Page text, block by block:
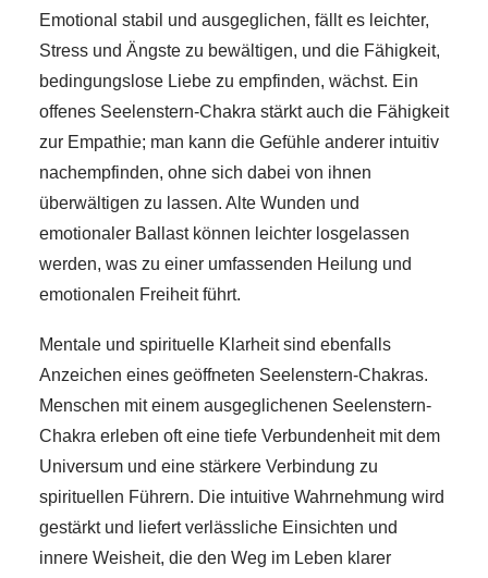
Emotional stabil und ausgeglichen, fällt es leichter,
Stress und Ängste zu bewältigen, und die Fähigkeit,
bedingungslose Liebe zu empfinden, wächst. Ein
offenes Seelenstern-Chakra stärkt auch die Fähigkeit
zur Empathie; man kann die Gefühle anderer intuitiv
nachempfinden, ohne sich dabei von ihnen
überwältigen zu lassen. Alte Wunden und
emotionaler Ballast können leichter losgelassen
werden, was zu einer umfassenden Heilung und
emotionalen Freiheit führt.
Mentale und spirituelle Klarheit sind ebenfalls
Anzeichen eines geöffneten Seelenstern-Chakras.
Menschen mit einem ausgeglichenen Seelenstern-
Chakra erleben oft eine tiefe Verbundenheit mit dem
Universum und eine stärkere Verbindung zu
spirituellen Führern. Die intuitive Wahrnehmung wird
gestärkt und liefert verlässliche Einsichten und
innere Weisheit, die den Weg im Leben klarer